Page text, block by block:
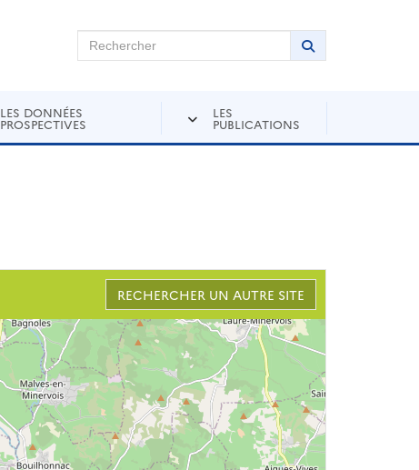
Rechercher sur Andra Inventaire Rechercher
Lancer la
LES DONNÉES
PROSPECTIVES
LES
PUBLICATIONS
RECHERCHER UN AUTRE SITE